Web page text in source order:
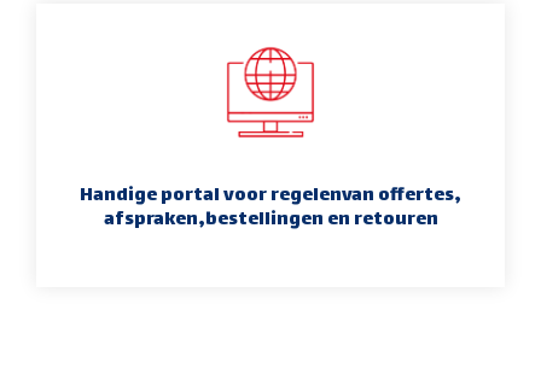
Handige portal voor regelenvan offertes,
afspraken,bestellingen en retouren